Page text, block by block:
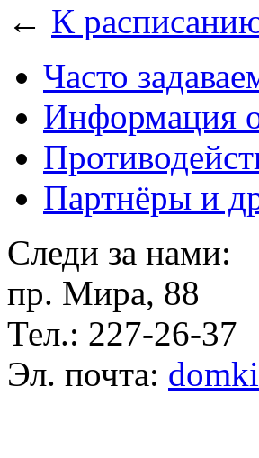
← К
Часто
Информация
Партнёры и
Следи за нами:
пр. Мира, 88
Тел.: 227-26-37
Эл. почта: